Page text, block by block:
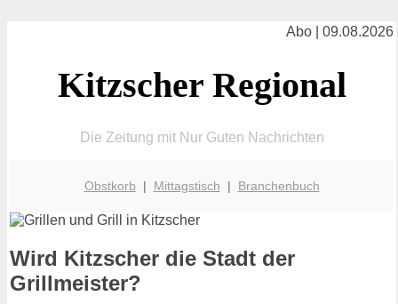
Abo | 09.08.2026
Kitzscher Regional
Die Zeitung mit Nur Guten Nachrichten
Obstkorb | Mittagstisch | Branchenbuch
Wird Kitzscher die Stadt der
Grillmeister?